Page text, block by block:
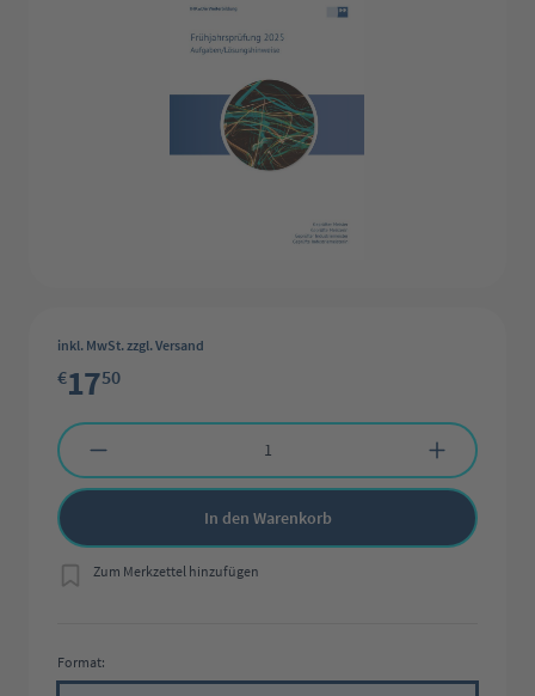
inkl. MwSt. zzgl. Versand
€1750
Produkt Anzahl: Gib den gewünschten Wert ein oder benutze die
In den Warenkorb
Zum Merkzettel hinzufügen
Format: